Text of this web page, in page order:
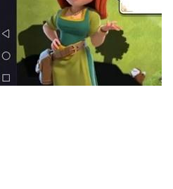
down alliance bosses in
of doomsday and lead
the zombie crisis!